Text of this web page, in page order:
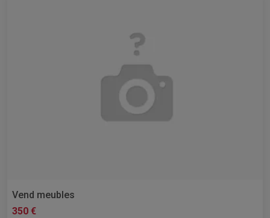
Vend meubles
350 €